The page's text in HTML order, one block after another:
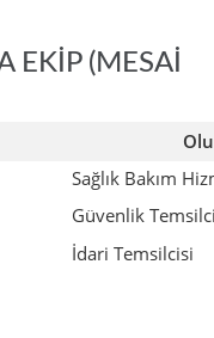
EKİP (MESAİ
Sağlık Bakım
Güvenlik
İdari Temsilcisi